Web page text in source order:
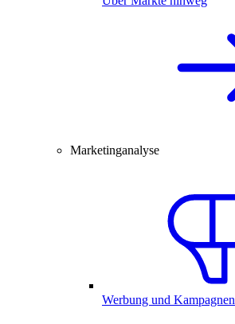
Marketinganalyse
Werbung und Kampagnen